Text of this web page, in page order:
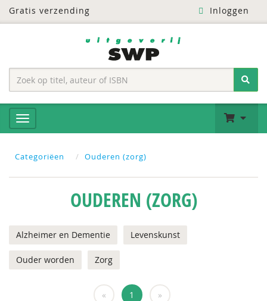
Gratis verzending Inloggen
Categoriëen Ouderen (zorg)
OUDEREN (ZORG)
Alzheimer en Dementie Levenskunst
Ouder worden Zorg
« 1 »